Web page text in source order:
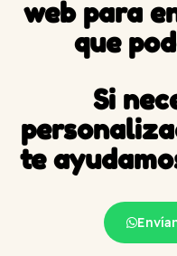
web para
que
Si
te